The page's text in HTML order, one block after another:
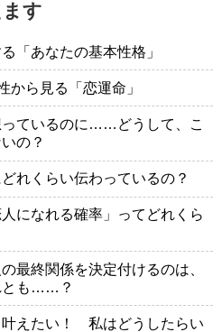
す
「あなたの基本性格」
から見る「恋運命」
ているのに……どうして、こ
の？
れくらい伝わっているの？
になれる確率」ってどれくら
最終関係を決定付けるのは、
も……？
えたい！ 私はどうしたらい